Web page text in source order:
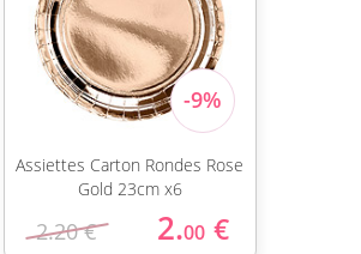
Assiettes Carton Rondes Rose
Gold 23cm x6
2.20 € 2.00 €